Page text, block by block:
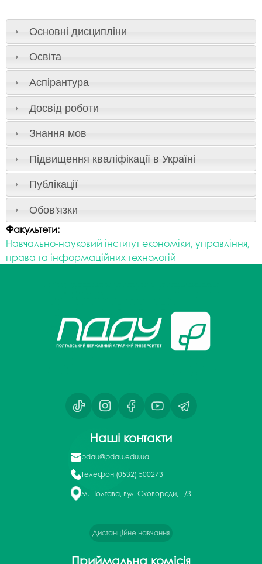
Основні дисципліни
Освіта
Аспірантура
Досвід роботи
Знання мов
Підвищення кваліфікації в Україні
Публікації
Обов'язки
Факультети:
Навчально-науковий інститут економіки, управління,
права та інформаційних технологій
Наші контакти
pdau@pdau.edu.ua
Телефон (0532) 500273
м. Полтава, вул. Сковороди, 1/3
Дистанційне навчання
Приймальна комісія